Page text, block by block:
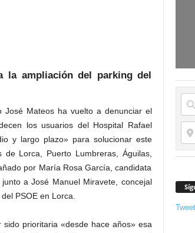
la ampliación del parking del
José Mateos ha vuelto a denunciar el
los usuarios del Hospital Rafael
y largo plazo» para solucionar este
Lorca, Puerto Lumbreras, Águilas,
por María Rosa García, candidata
a José Manuel Miravete, concejal
PSOE en Lorca.
prioritaria «desde hace años» esa